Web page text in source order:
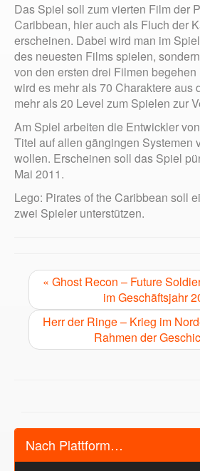
Das Spiel soll zum vierten Film der
Caribbean, hier auch als Fluch der
erscheinen. Dabei wird man im
des neuesten Films spielen,
von den ersten drei Filmen
wird es mehr als 70 Charaktere aus
mehr als 20 Level zum Spielen zur
Am Spiel arbeiten die Entwickler
Titel auf allen gängingen Systemen
wollen. Erscheinen soll das Spiel
Mai 2011.
Lego: Pirates of the Caribbean soll
zwei Spieler unterstützen.
« Ghost Recon – Future
im Geschäftsjahr
Herr der Ringe – Krieg im
Rahmen der
Nach Plattform…